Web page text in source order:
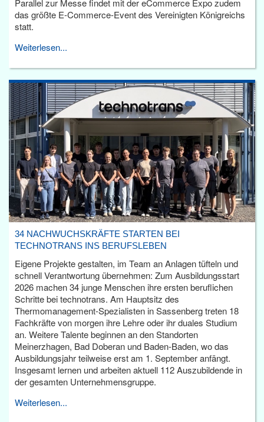
das größte E-Commerce-Event des Vereinigten Königreichs
statt.
Weiterlesen...
34 NACHWUCHSKRÄFTE STARTEN BEI
TECHNOTRANS INS BERUFSLEBEN
Eigene Projekte gestalten, im Team an Anlagen tüfteln und
schnell Verantwortung übernehmen: Zum Ausbildungsstart
2026 machen 34 junge Menschen ihre ersten beruflichen
Schritte bei technotrans. Am Hauptsitz des
Thermomanagement-Spezialisten in Sassenberg treten 18
Fachkräfte von morgen ihre Lehre oder ihr duales Studium
an. Weitere Talente beginnen an den Standorten
Meinerzhagen, Bad Doberan und Baden-Baden, wo das
Ausbildungsjahr teilweise erst am 1. September anfängt.
Insgesamt lernen und arbeiten aktuell 112 Auszubildende in
der gesamten Unternehmensgruppe.
Weiterlesen...